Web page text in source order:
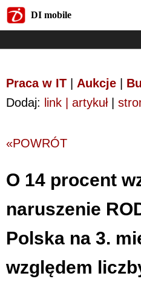
DI mobile
Praca w IT Aukcje
Dodaj: link | artykuł|
«POWRÓT
O 14 procent
naruszenie
Polska na 3.
względem
DI mobile